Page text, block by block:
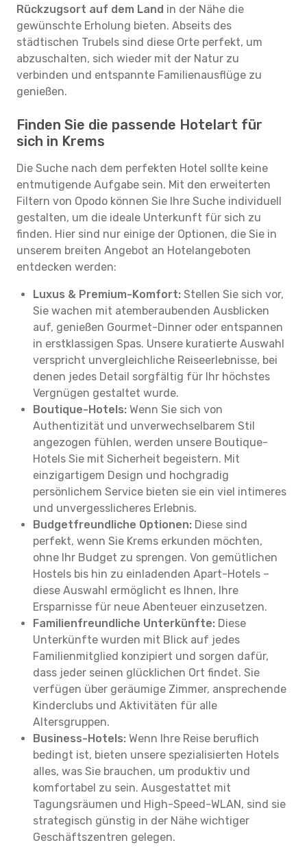
Rückzugsort auf dem Land in der Nähe die
gewünschte Erholung bieten. Abseits des
städtischen Trubels sind diese Orte perfekt, um
abzuschalten, sich wieder mit der Natur zu
verbinden und entspannte Familienausflüge zu
genießen.
Finden Sie die passende Hotelart für
sich in Krems
Die Suche nach dem perfekten Hotel sollte keine
entmutigende Aufgabe sein. Mit den erweiterten
Filtern von Opodo können Sie Ihre Suche individuell
gestalten, um die ideale Unterkunft für sich zu
finden. Hier sind nur einige der Optionen, die Sie in
unserem breiten Angebot an Hotelangeboten
entdecken werden:
Luxus & Premium-Komfort: Stellen Sie sich vor,
Sie wachen mit atemberaubenden Ausblicken
auf, genießen Gourmet-Dinner oder entspannen
in erstklassigen Spas. Unsere kuratierte Auswahl
verspricht unvergleichliche Reiseerlebnisse, bei
denen jedes Detail sorgfältig für Ihr höchstes
Vergnügen gestaltet wurde.
Boutique-Hotels: Wenn Sie sich von
Authentizität und unverwechselbarem Stil
angezogen fühlen, werden unsere Boutique-
Hotels Sie mit Sicherheit begeistern. Mit
einzigartigem Design und hochgradig
persönlichem Service bieten sie ein viel intimeres
und unvergesslicheres Erlebnis.
Budgetfreundliche Optionen: Diese sind
perfekt, wenn Sie Krems erkunden möchten,
ohne Ihr Budget zu sprengen. Von gemütlichen
Hostels bis hin zu einladenden Apart-Hotels –
diese Auswahl ermöglicht es Ihnen, Ihre
Ersparnisse für neue Abenteuer einzusetzen.
Familienfreundliche Unterkünfte: Diese
Unterkünfte wurden mit Blick auf jedes
Familienmitglied konzipiert und sorgen dafür,
dass jeder seinen glücklichen Ort findet. Sie
verfügen über geräumige Zimmer, ansprechende
Kinderclubs und Aktivitäten für alle
Altersgruppen.
Business-Hotels: Wenn Ihre Reise beruflich
bedingt ist, bieten unsere spezialisierten Hotels
alles, was Sie brauchen, um produktiv und
komfortabel zu sein. Ausgestattet mit
Tagungsräumen und High-Speed-WLAN, sind sie
strategisch günstig in der Nähe wichtiger
Geschäftszentren gelegen.